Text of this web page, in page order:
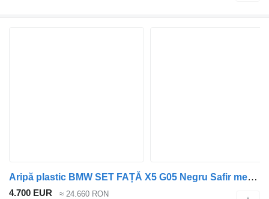
Aripă plastic BMW SET FAȚĂ X5 G05 Negru Safir metalizat 475 BMW pentru automobil BMW X5 G05
4.700 EUR ≈ 24.660 RON